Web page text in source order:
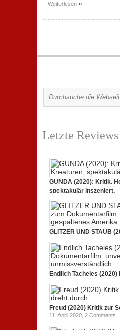
Weiterlesen »
Letzte Reviews
GUNDA (2020): Kritik.
spektakulär inszeniert.
GLITZER UND STAUB
Dokumentarfilm.
3. Oktober 2020,2
Endlich Tacheles (2020)
Dokumentarfilm:
19. Mai 2020,0 Comments
Freud (2020) Kritik zur
11. April 2020, 2 Comments